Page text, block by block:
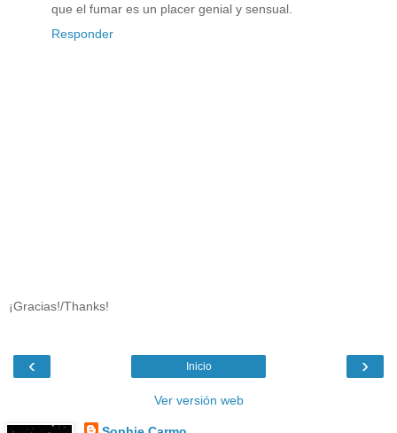
que el fumar es un placer genial y sensual.
Responder
¡Gracias!/Thanks!
‹ ›
Inicio
Ver versión web